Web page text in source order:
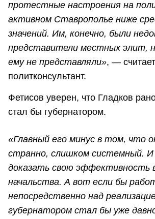
протестные настроения на
активном Ставрополье ниже
значений. Им, конечно, были
представители местных элит,
ему не представляли», — считает
политконсультант.
Фетисов уверен, что Гладков
стал бы губернатором.
«Главный его минус в том, что
странно, слишком системный.
доказать свою эффективность
начальства. А вот если бы
непосредственно над
губернатором стал бы уже